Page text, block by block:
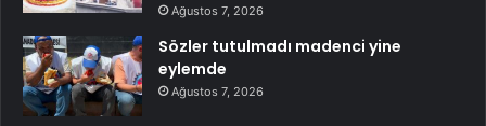
Ağustos 7, 2026
Sözler tutulmadı madenci yine
eylemde
Ağustos 7, 2026